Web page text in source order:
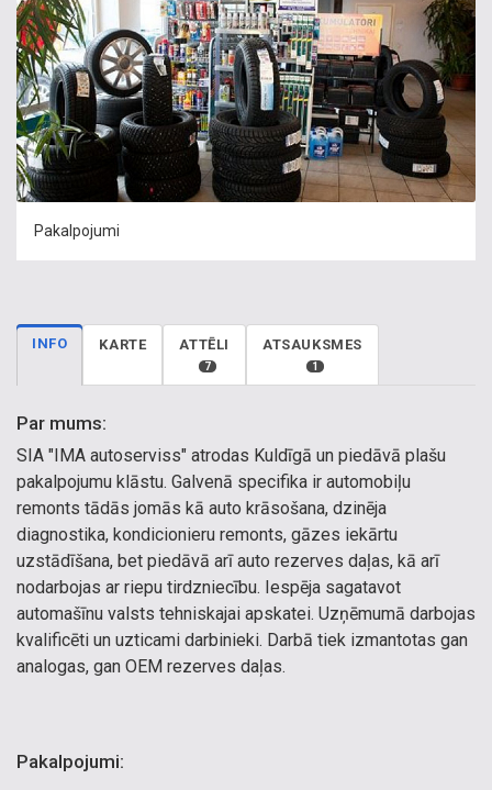
Pakalpojumi
INFO KARTE ATTĒLI
7
ATSAUKSMES
1
Par mums:
SIA "IMA autoserviss" atrodas Kuldīgā un piedāvā plašu
pakalpojumu klāstu. Galvenā specifika ir automobiļu
remonts tādās jomās kā auto krāsošana, dzinēja
diagnostika, kondicionieru remonts, gāzes iekārtu
uzstādīšana, bet piedāvā arī auto rezerves daļas, kā arī
nodarbojas ar riepu tirdzniecību. Iespēja sagatavot
automašīnu valsts tehniskajai apskatei. Uzņēmumā darbojas
kvalificēti un uzticami darbinieki. Darbā tiek izmantotas gan
analogas, gan OEM rezerves daļas.
Pakalpojumi: